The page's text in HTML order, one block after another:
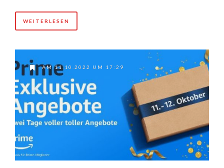
WEITERLESEN
AM 11.10.2022 UM 17:29